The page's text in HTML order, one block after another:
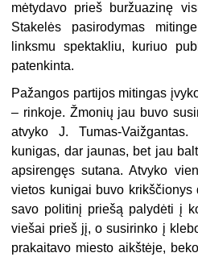
mėtydavo prieš buržuazinę
Stakelės pasirodymas
linksmu spektakliu, kuriuo
patenkinta.
Pažangos partijos mitingas
– rinkoje. Žmonių jau buvo
atvyko J. Tumas-
kunigas, dar jaunas, bet jau
apsirengęs sutana. Atvyko
vietos kunigai buvo
savo politinį priešą palydėti į
viešai prieš jį, o susirinko į
prakaitavo miesto aikštėje,